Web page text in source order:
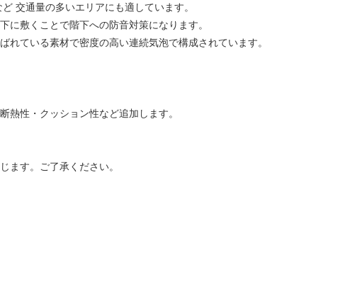
交通量の多いエリアにも適しています。
に敷くことで階下への防音対策になります。
れている素材で密度の高い連続気泡で構成されています。
熱性・クッション性など追加します。
ます。ご了承ください。